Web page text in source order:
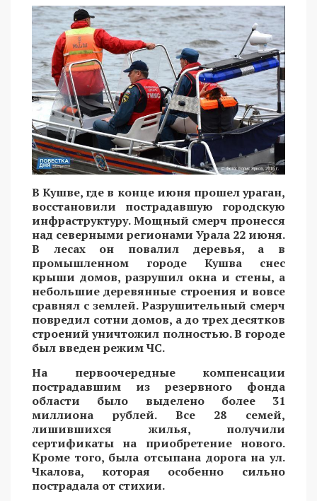
В Кушве, где в конце июня прошел ураган,
восстановили пострадавшую городскую
инфраструктуру. Мощный смерч пронесся
над северными регионами Урала 22 июня.
В лесах он повалил деревья, а в
промышленном городе Кушва снес
крыши домов, разрушил окна и стены, а
небольшие деревянные строения и вовсе
сравнял с землей. Разрушительный смерч
повредил сотни домов, а до трех десятков
строений уничтожил полностью. В городе
был введен режим ЧС.
На первоочередные компенсации
пострадавшим из резервного фонда
области было выделено более 31
миллиона рублей. Все 28 семей,
лишившихся жилья, получили
сертификаты на приобретение нового.
Кроме того, была отсыпана дорога на ул.
Чкалова, которая особенно сильно
пострадала от стихии.